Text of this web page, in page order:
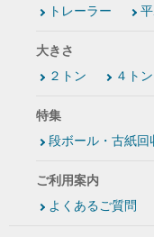
トレーラー
大きさ
２トン
４トン
特集
段ボール・古紙回
ご利用案内
よくあるご質問